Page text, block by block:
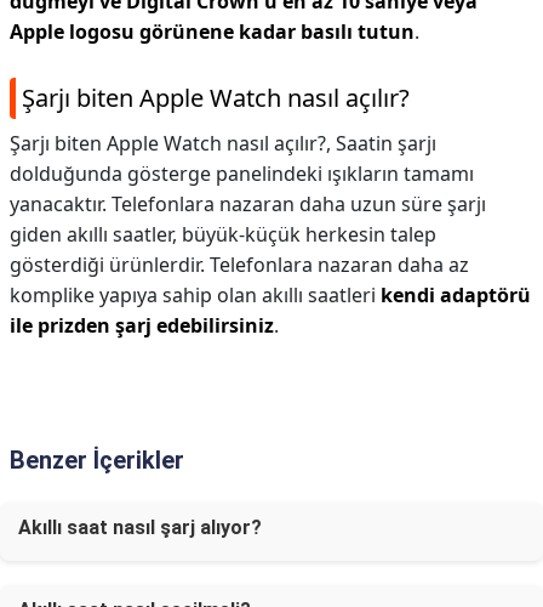
Apple logosu görünene kadar basılı tutun.
Şarjı biten Apple Watch nasıl açılır?
Şarjı biten Apple Watch nasıl açılır?, Saatin şarjı
dolduğunda gösterge panelindeki ışıkların tamamı
yanacaktır. Telefonlara nazaran daha uzun süre şarjı
giden akıllı saatler, büyük-küçük herkesin talep
gösterdiği ürünlerdir. Telefonlara nazaran daha az
komplike yapıya sahip olan akıllı saatleri kendi adaptörü
ile prizden şarj edebilirsiniz.
Benzer İçerikler
Akıllı saat nasıl şarj alıyor?